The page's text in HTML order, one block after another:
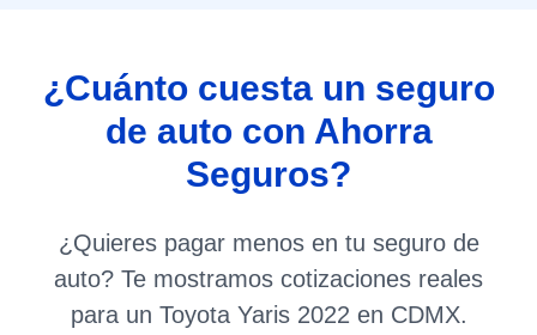
¿Cuánto cuesta un seguro
de auto con Ahorra
Seguros?
¿Quieres pagar menos en tu seguro de
auto? Te mostramos cotizaciones reales
para un Toyota Yaris 2022 en CDMX.